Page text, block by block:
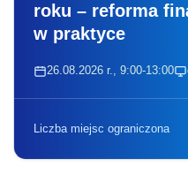
roku – reforma
w praktyce
26.08.2026 r., 9:00-13:00
Liczba miejsc ograniczona